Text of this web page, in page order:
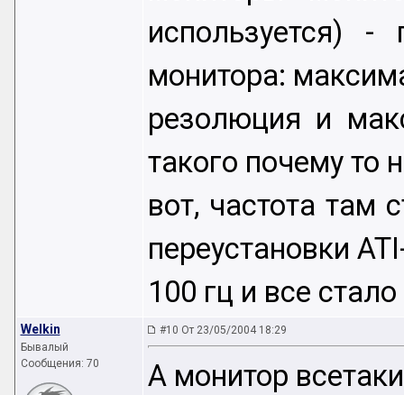
используется)
монитора:
резолюция и
такого почему то
вот, частота там
переустановки
100 гц и все
Welkin
Бывалый
Сообщения: 70
#10 От 23/05/2004 18:29
А монитор